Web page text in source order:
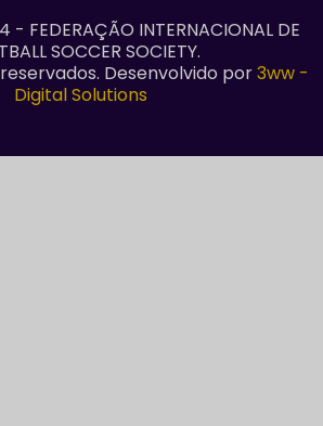
FEDERAÇÃO INTERNACIONAL DE
SOCCER SOCIETY.
Desenvolvido por3ww -
Digital Solutions